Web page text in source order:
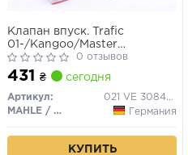
Клапан впуск. Trafic
01-/Kangoo/Master
00-/Megane 1.9dCi 97-
0 отзывов
431 ₴ сегодня
Артикул:
021 VE 30846 000
MAHLE / KNECHT
Германия
КУПИТЬ